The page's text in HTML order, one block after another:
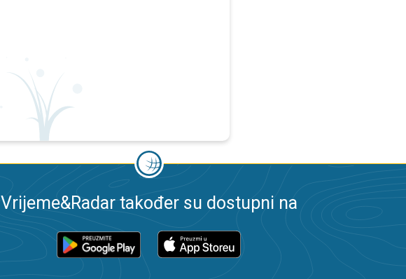
Vrijeme&Radar također su dostupni na